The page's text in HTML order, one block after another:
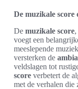
De muzikale score
De muzikale score
voegt een
meeslepende
versterken de
veldslagen tot
score verbetert de
met de verhalen die